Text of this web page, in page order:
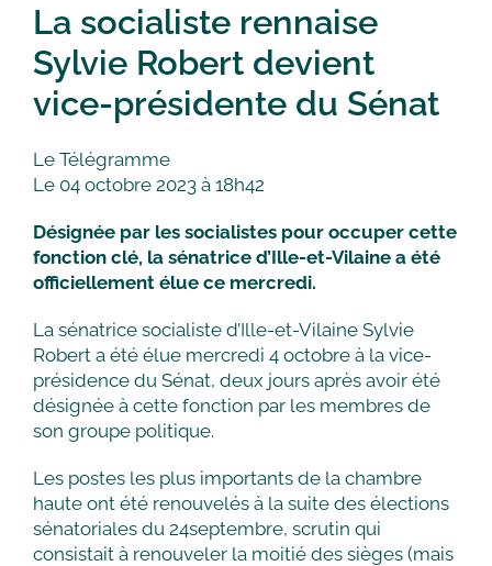
La socialiste rennaise
Sylvie Robert devient
vice-présidente du Sénat
Le Télégramme
Le 04 octobre 2023 à 18h42
Désignée par les socialistes pour occuper cette
fonction clé, la sénatrice d’Ille-et-Vilaine a été
officiellement élue ce mercredi.
La sénatrice socialiste d’Ille-et-Vilaine Sylvie
Robert a été élue mercredi 4 octobre à la vice-
présidence du Sénat, deux jours après avoir été
désignée à cette fonction par les membres de
son groupe politique.
Les postes les plus importants de la chambre
haute ont été renouvelés à la suite des élections
sénatoriales du 24septembre, scrutin qui
consistait à renouveler la moitié des sièges (mais